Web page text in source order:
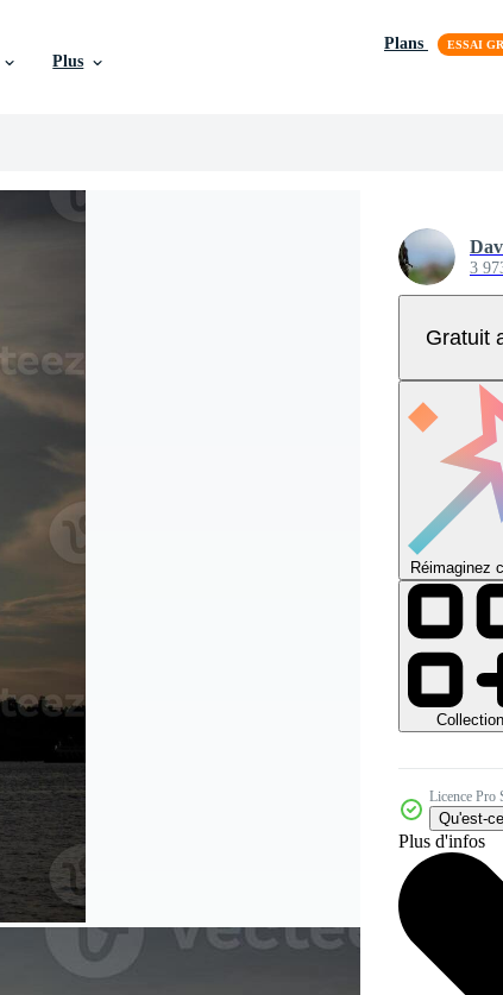
Plus
Plans
3
Gratuit
Réimaginez
Collection
Licence Pro
Qu'est-
Plus d'infos